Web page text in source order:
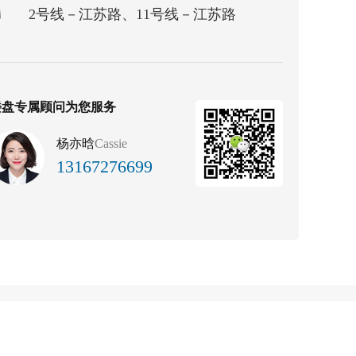
2号线－江苏路、11号线－江苏路
专属顾问为您服务
杨亦晗Cassie
13167276699